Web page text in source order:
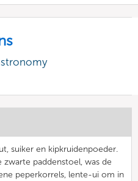
suiker en kipkruidenpoeder.
paddenstoel, was de
peperkorrels, lente-ui om in